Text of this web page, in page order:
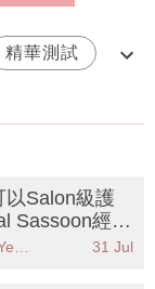
精華測試
以Salon級護
Sassoon經典
升級配方KO各
Man Ting Yeung 31 Jul